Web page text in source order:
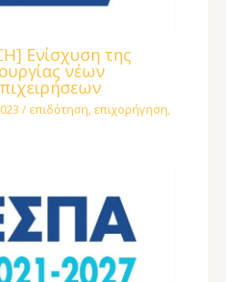
Ενίσχυση της
νέων
/ επιδότηση, επιχορήγηση,